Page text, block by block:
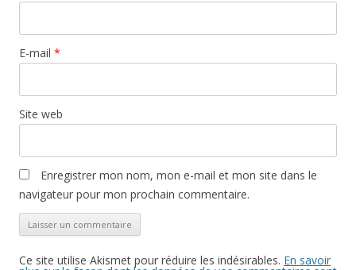
E-mail *
Site web
Enregistrer mon nom, mon e-mail et mon site dans le
navigateur pour mon prochain commentaire.
Ce site utilise Akismet pour réduire les indésirables. En savoir